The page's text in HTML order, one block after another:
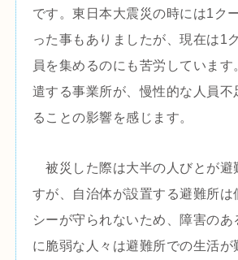
です。東日本大震災の時には1ク
った事もありましたが、現在は1
員を集めるのにも苦労しています
遣する事業所が、慢性的な人員不
ることの影響を感じます。
被災した際は大半の人びとが避
すが、自治体が設置する避難所は
シーが守られないため、障害のあ
に脆弱な人々は避難所での生活が